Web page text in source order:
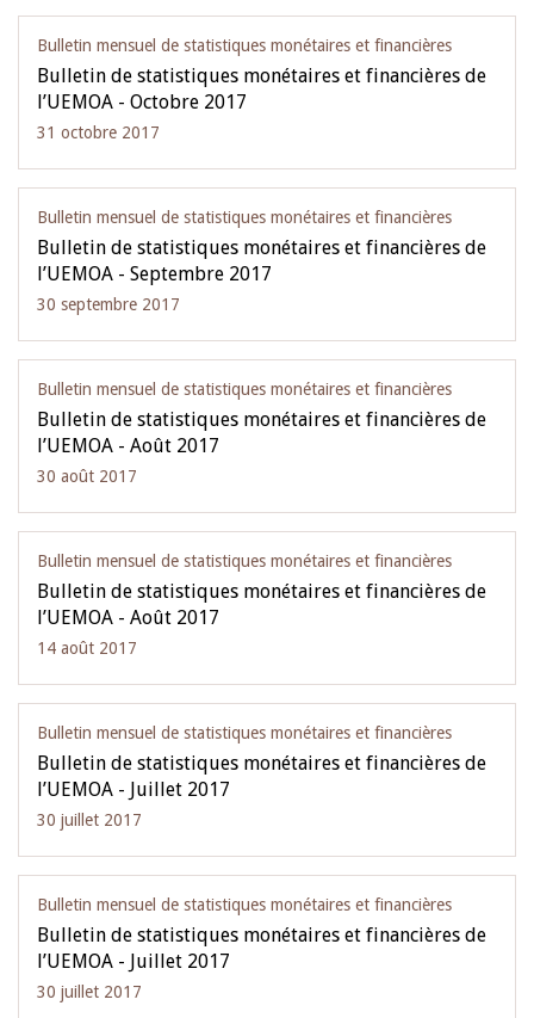
Bulletin mensuel de statistiques monétaires et financières
Bulletin de statistiques monétaires et financières de
l’UEMOA - Octobre 2017
31 octobre 2017
Bulletin mensuel de statistiques monétaires et financières
Bulletin de statistiques monétaires et financières de
l’UEMOA - Septembre 2017
30 septembre 2017
Bulletin mensuel de statistiques monétaires et financières
Bulletin de statistiques monétaires et financières de
l’UEMOA - Août 2017
30 août 2017
Bulletin mensuel de statistiques monétaires et financières
Bulletin de statistiques monétaires et financières de
l’UEMOA - Août 2017
14 août 2017
Bulletin mensuel de statistiques monétaires et financières
Bulletin de statistiques monétaires et financières de
l’UEMOA - Juillet 2017
30 juillet 2017
Bulletin mensuel de statistiques monétaires et financières
Bulletin de statistiques monétaires et financières de
l’UEMOA - Juillet 2017
30 juillet 2017